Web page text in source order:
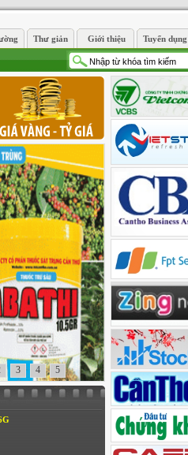
Thư giản Giới thiệu Tuyển dụng
3 4 5